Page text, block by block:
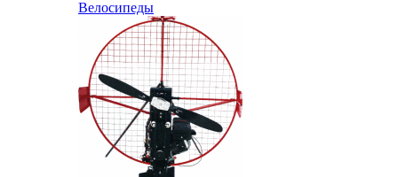
Велосипеды